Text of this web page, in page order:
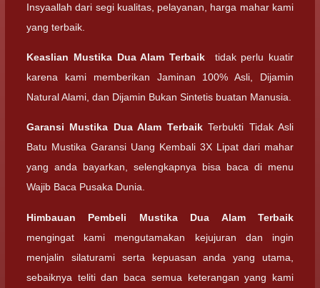
Insyaallah dari segi kualitas, pelayanan, harga mahar kami
yang terbaik.
Keaslian Mustika Dua Alam Terbaik tidak perlu kuatir
karena kami memberikan Jaminan 100% Asli, Dijamin
Natural Alami, dan Dijamin Bukan Sintetis buatan Manusia.
Garansi Mustika Dua Alam TerbaikTerbukti Tidak Asli
Batu Mustika Garansi Uang Kembali 3X Lipat dari mahar
yang anda bayarkan, selengkapnya bisa baca di menu
Wajib Baca Pusaka Dunia.
Himbauan Pembeli Mustika Dua Alam Terbaik
mengingat kami mengutamakan kejujuran dan ingin
menjalin silaturami serta kepuasan anda yang utama,
sebaiknya teliti dan baca semua keterangan yang kami